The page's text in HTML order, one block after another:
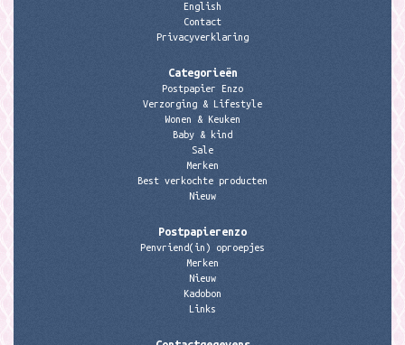
English
Contact
Privacyverklaring
Categorieën
Postpapier Enzo
Verzorging & Lifestyle
Wonen & Keuken
Baby & kind
Sale
Merken
Best verkochte producten
Nieuw
Postpapierenzo
Penvriend(in) oproepjes
Merken
Nieuw
Kadobon
Links